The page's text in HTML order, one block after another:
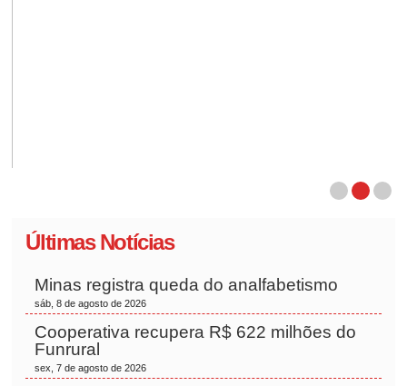
Últimas Notícias
Minas registra queda do analfabetismo
sáb, 8 de agosto de 2026
Cooperativa recupera R$ 622 milhões do
Funrural
sex, 7 de agosto de 2026